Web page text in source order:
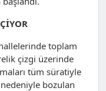
toplam
çizgi üzerinde
tüm süratiyle
bozulan